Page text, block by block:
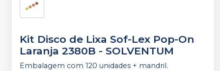
Kit Disco de Lixa Sof-Lex Pop-On
Laranja 2380B - SOLVENTUM
Embalagem com 120 unidades + mandril.